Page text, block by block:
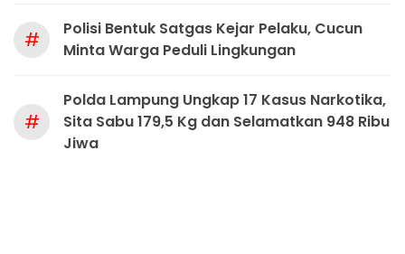
#
Polisi Bentuk Satgas Kejar Pelaku, Cucun
Minta Warga Peduli Lingkungan
#
Polda Lampung Ungkap 17 Kasus Narkotika,
Sita Sabu 179,5 Kg dan Selamatkan 948 Ribu
Jiwa